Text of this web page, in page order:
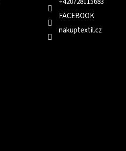
FACEBOOK
nakuptextil.cz